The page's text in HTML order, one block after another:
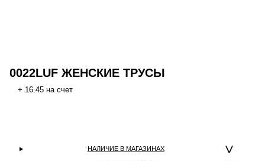
0022LUF ЖЕНСКИЕ ТРУСЫ
+ 16.45 на счет
НАЛИЧИЕ В МАГАЗИНАХ